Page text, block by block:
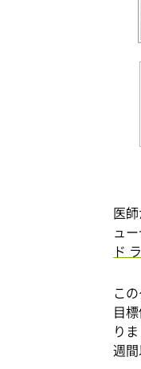
医
ュ
ド
こ
目
り
週間